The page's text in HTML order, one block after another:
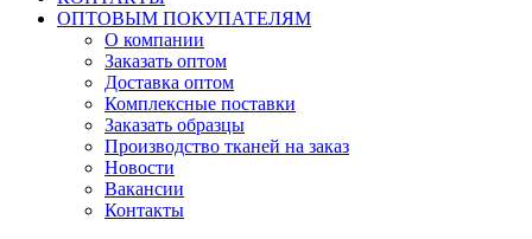
ОПТОВЫМ ПОКУПАТЕЛЯМ
О компании
Заказать оптом
Доставка оптом
Комплексные поставки
Заказать образцы
Производство тканей на заказ
Новости
Вакансии
Контакты